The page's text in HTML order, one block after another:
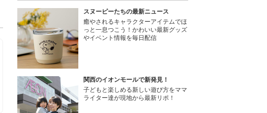
スヌーピーたちの最新ニュース
癒やされるキャラクターアイテムでほ
っと一息つこう！かわいい最新グッズ
やイベント情報を毎日配信
関西のイオンモールで新発見！
子どもと楽しめる新しい遊び方をママ
ライター達が現地から最新リポ！